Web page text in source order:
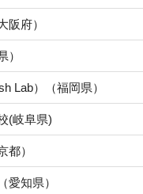
阪府）
）
Lab）（福岡県）
(岐阜県)
都）
愛知県）